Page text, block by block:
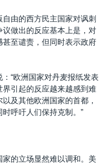
由的西方民主国家对讽刺
做出的反应基本上是，对
至谴责，但同时表示政府
“欧洲国家对丹麦报纸发表
引起的反应越来越感到难
及其他欧洲国家的首都，
呼吁人们保持克制。”
的立场显然难以调和。美